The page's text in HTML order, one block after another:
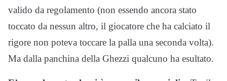
valido da regolamento (non essendo ancora stato
toccato da nessun altro, il giocatore che ha calciato il
rigore non poteva toccare la palla una seconda volta).
Ma dalla panchina della Ghezzi qualcuno ha esultato.